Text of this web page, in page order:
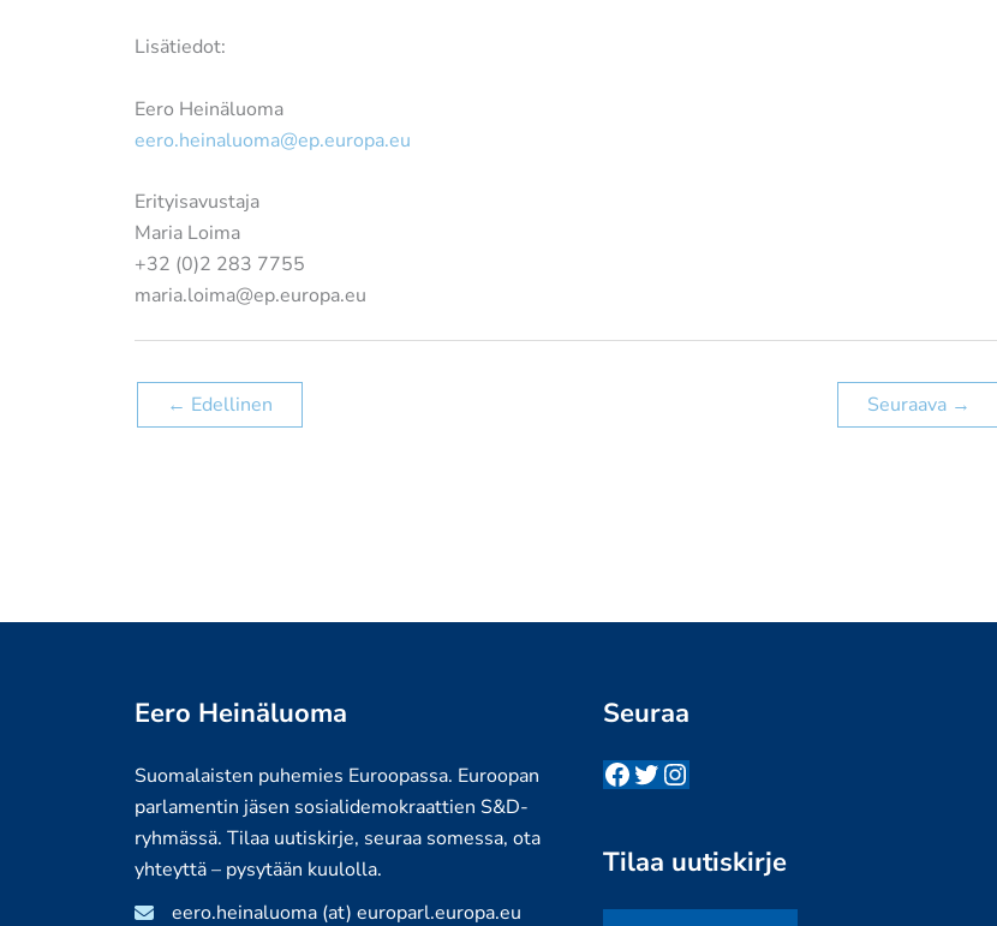
Lisätiedot:
Eero Heinäluoma
eero.heinaluoma@ep.europa.eu
Erityisavustaja
Maria Loima
+32 (0)2 283 7755
maria.loima@ep.europa.eu
← Edellinen Seuraava →
Eero Heinäluoma
Suomalaisten puhemies Euroopassa. Euroopan
parlamentin jäsen sosialidemokraattien S&D-
ryhmässä. Tilaa uutiskirje, seuraa somessa, ota
yhteyttä – pysytään kuulolla.
eero.heinaluoma (at) europarl.europa.eu
Seuraa
Facebook
Twitter
Instagram
Tilaa uutiskirje